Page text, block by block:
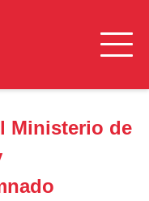
Ministerio de